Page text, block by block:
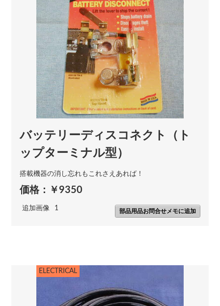
バッテリーディスコネクト（ト
ップターミナル型）
搭載機器の消し忘れもこれさえあれば！
価格：￥9350
追加画像 1 部品用品お問合せメモに追加
ELECTRICAL